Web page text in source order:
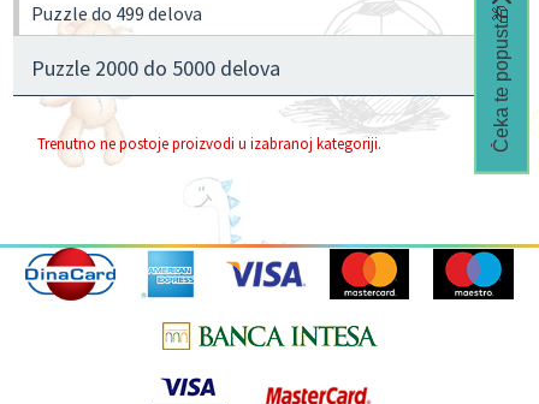
Puzzle do 499 delova
Puzzle 2000 do 5000 delova
Trenutno ne postoje proizvodi u izabranoj kategoriji. Čeka te popust🎁